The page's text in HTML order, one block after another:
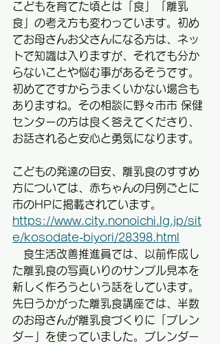
こどもを育てた頃とは「食」「離乳
食」の考え方も変わっています。初め
てお母さんお父さんになる方は、ネッ
トで知識は入りますが、それでも分か
らないことや悩む事があるそうです。
初めてですからうまくいかない場合も
ありますね。その相談に野々市市 保健
センターの方は良く答えてくださり、
お話されると安心と勇気になります。
こどもの発達の目安、離乳食のすすめ
方については、赤ちゃんの月例ごとに
市のHPに掲載されています。
https://www.city.nonoichi.lg.jp/sit
e/kosodate-biyori/28398.html
食生活改善推進員では、以前作成し
た離乳食の写真いりのサンプル見本を
新しく作ろうという話をしています。
先日うかがった離乳食講座では、半数
のお母さんが離乳食づくりに「ブレン
ダー」を使っていました。ブレンダー